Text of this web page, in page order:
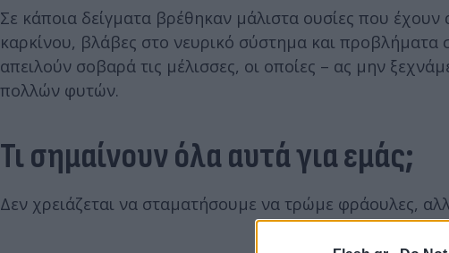
Σε κάποια δείγματα βρέθηκαν μάλιστα ουσίες που
καρκίνου, βλάβες στο νευρικό σύστημα και
απειλούν σοβαρά τις μέλισσες, οι οποίες – ας μην
πολλών φυτών.
Τι σημαίνουν όλα αυτά για εμάς;
Δεν χρειάζεται να σταματήσουμε να τρώμε φράουλες,